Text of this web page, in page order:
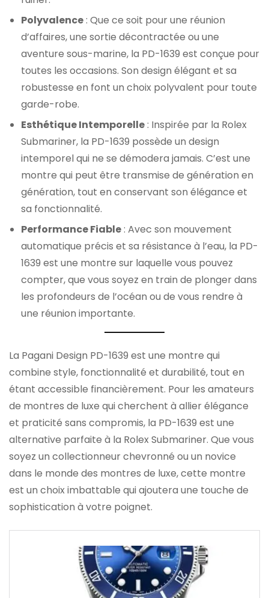
Polyvalence: Que ce soit pour une réunion
d’affaires, une sortie décontractée ou une
aventure sous-marine, la PD-1639 est conçue pour
toutes les occasions. Son design élégant et sa
robustesse en font un choix polyvalent pour toute
garde-robe.
Esthétique Intemporelle: Inspirée par la Rolex
Submariner, la PD-1639 possède un design
intemporel qui ne se démodera jamais. C’est une
montre qui peut être transmise de génération en
génération, tout en conservant son élégance et
sa fonctionnalité.
Performance Fiable: Avec son mouvement
automatique précis et sa résistance à l’eau, la PD-
1639 est une montre sur laquelle vous pouvez
compter, que vous soyez en train de plonger dans
les profondeurs de l’océan ou de vous rendre à
une réunion importante.
La Pagani Design PD-1639 est une montre qui
combine style, fonctionnalité et durabilité, tout en
étant accessible financièrement. Pour les amateurs
de montres de luxe qui cherchent à allier élégance
et praticité sans compromis, la PD-1639 est une
alternative parfaite à la Rolex Submariner. Que vous
soyez un collectionneur chevronné ou un novice
dans le monde des montres de luxe, cette montre
est un choix imbattable qui ajoutera une touche de
sophistication à votre poignet.